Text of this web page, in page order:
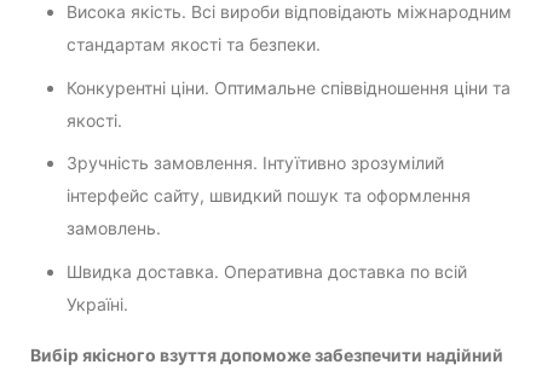
Висока якість. Всі вироби відповідають міжнародним
стандартам якості та безпеки.
Конкурентні ціни. Оптимальне співвідношення ціни та
якості.
Зручність замовлення. Інтуїтивно зрозумілий
інтерфейс сайту, швидкий пошук та оформлення
замовлень.
Швидка доставка. Оперативна доставка по всій
Україні.
Вибір якісного взуття допоможе забезпечити надійний